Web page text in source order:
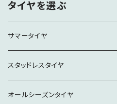
タイヤを選ぶ
サマータイヤ
15インチ
16インチ
スタッドレスタイヤ
16インチ
オールシーズンタイヤ